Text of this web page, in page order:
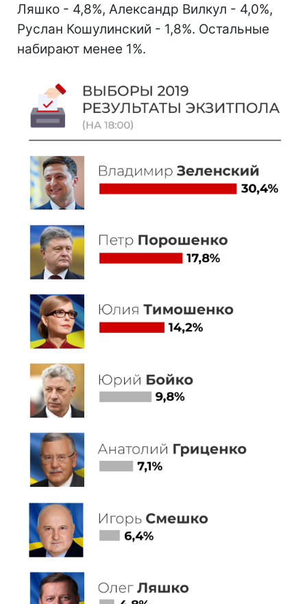
Ляшко - 4,8%, Александр Вилкул - 4,0%,
Руслан Кошулинский - 1,8%. Остальные
набирают менее 1%.